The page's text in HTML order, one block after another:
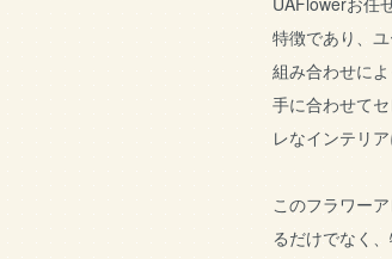
特徴であり、
組み合わせに
手に合わせて
レなインテリ
このフラワー
るだけでなく